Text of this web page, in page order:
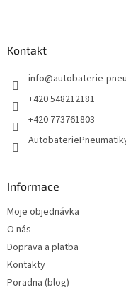
Kontakt
info@autobaterie-
+420 548212181
+420 773761803
Informace
Moje objednávka
O nás
Doprava a platba
Kontakty
Poradna (blog)